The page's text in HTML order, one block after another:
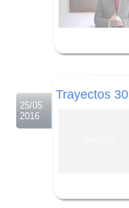
25/05
2016
Trayectos 30